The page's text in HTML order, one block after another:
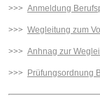
>>> Anmeldung
>>> Wegleitung zum
>>> Anhnag zur
>>> Prüfungsordnung